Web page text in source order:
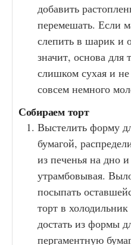
добавить
перемешать. Если
слепить в шарик и
значит, основа для
слишком сухая и не
совсем немного
Собираем торт
Выстелить форму
бумагой,
из печенья на дно
утрамбовывая.
посыпать
торт в
достать из формы
пергаментную